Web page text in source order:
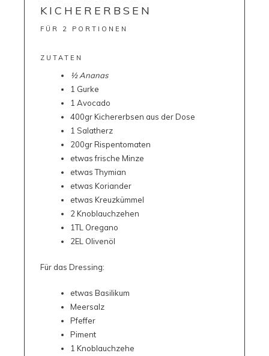
KICHERERBSEN
FÜR 2 PORTIONEN
ZUTATEN
½ Ananas
1 Gurke
1 Avocado
400gr Kichererbsen aus der Dose
1 Salatherz
200gr Rispentomaten
etwas frische Minze
etwas Thymian
etwas Koriander
etwas Kreuzkümmel
2 Knoblauchzehen
1TL Oregano
2EL Olivenöl
Für das Dressing:
etwas Basilikum
Meersalz
Pfeffer
Piment
1 Knoblauchzehe